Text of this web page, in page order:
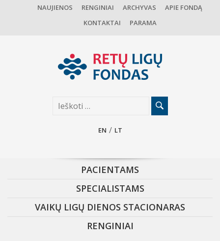
NAUJIENOS RENGINIAI ARCHYVAS
APIE FONDĄ
KONTAKTAI
PARAMA
EN LT
PACIENTAMS
SPECIALISTAMS
VAIKŲ LIGŲ DIENOS STACIONARAS
RENGINIAI